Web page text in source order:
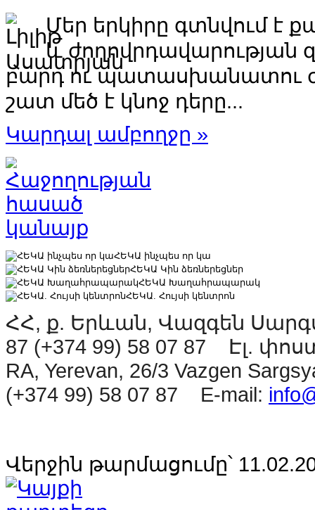
Մեր երկիրը գտնվում է
և
բարդ ու պատասխանատու
շատ մեծ է կնոջ դերը...
Կարդալ ամբողջը »
ՀԵԿԱ ինչպես որ կա
ՀԵԿԱ Կին ձեռներեցներ
ՀԵԿԱ Խաղահրապարակ
ՀԵԿԱ. Հույսի կենտրոն
ՀՀ, ք. Երևան, Վազգեն
87 (+374 99) 58 07 87 Էլ.
RA, Yerevan, 26/3 Vazgen
(+374 99) 58 07 87 E-mail:
Վերջին թարմացումը՝